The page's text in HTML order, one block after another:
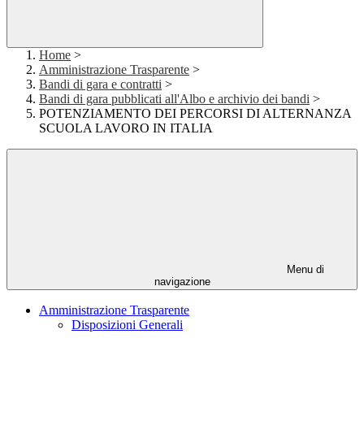
Home >
Amministrazione Trasparente >
Bandi di gara e contratti >
Bandi di gara pubblicati all'Albo e archivio dei bandi >
POTENZIAMENTO DEI PERCORSI DI ALTERNANZA
SCUOLA LAVORO IN ITALIA
Menu di
navigazione
Amministrazione Trasparente
Disposizioni Generali